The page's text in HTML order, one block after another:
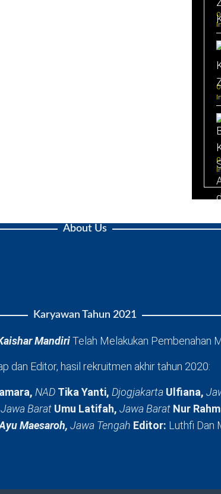
About Us
Karyawan Tahun 2021
MandiriTelah Melakukan Pembenahan
dan Editor, hasil rekruitmen akhir tahun 2020:
NAD Tika Yanti, Djogjakarta Ulfiana,
Jawa Barat Umu Latifah, Jawa Barat Nur
Maesaroh, Jawa Tengah Editor: Luthfi Dan